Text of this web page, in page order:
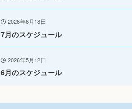
2026年6月18日
7月のスケジュール
2026年5月12日
6月のスケジュール